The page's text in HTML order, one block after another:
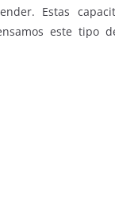
Estas
este tipo